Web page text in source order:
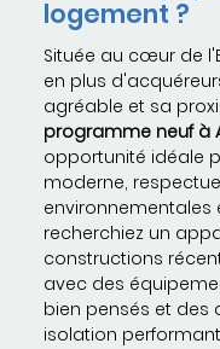
logement ?
Située au cœur de
en plus
agréable et sa
programme neuf à
opportunité idéale
moderne,
environnementales
recherchiez un
constructions
avec des
bien pensés et des
isolation